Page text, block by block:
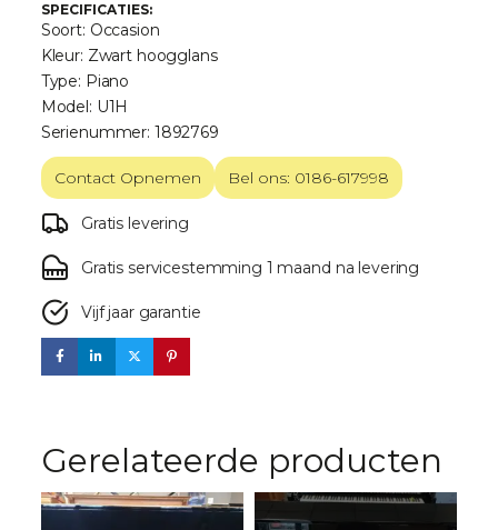
SPECIFICATIES:
Soort: Occasion
Kleur: Zwart hoogglans
Type: Piano
Model: U1H
Serienummer: 1892769
Contact Opnemen Bel ons: 0186-617998
Gratis levering
Gratis servicestemming 1 maand na levering
Vijf jaar garantie
Gerelateerde producten